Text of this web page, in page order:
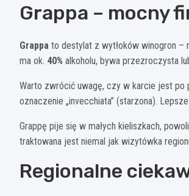
Grappa – mocny
Grappa to destylat z wytłoków winogron –
ma ok. 40% alkoholu, bywa przezroczysta
Warto zwrócić uwagę, czy w karcie jest po
oznaczenie „invecchiata” (starzona).
Grappę pije się w małych kieliszkach,
traktowana jest niemal jak wizytówka
Regionalne